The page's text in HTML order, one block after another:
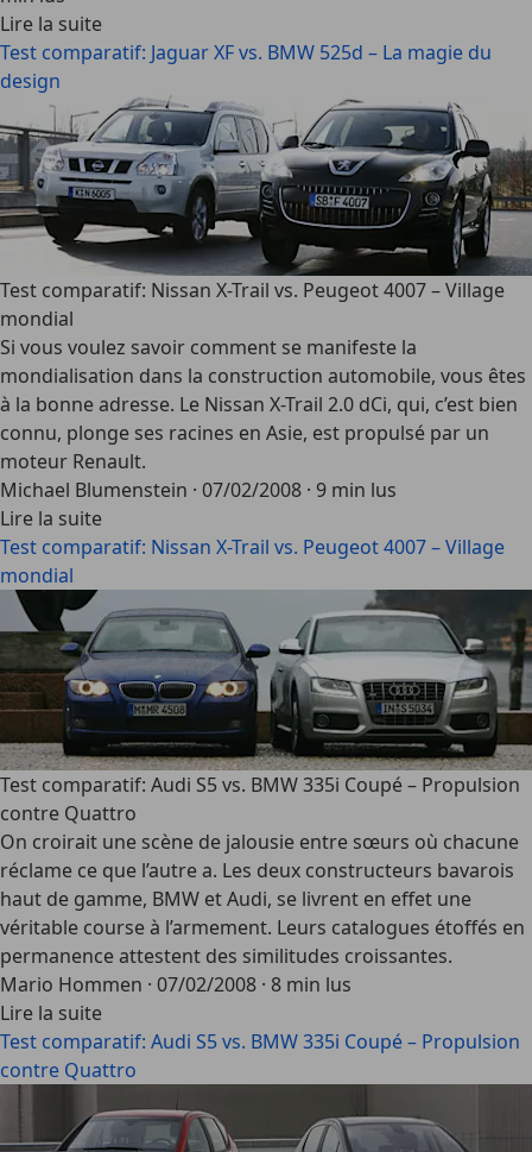
Lire la suite
Test comparatif: Jaguar XF vs. BMW 525d – La magie du
design
Test comparatif: Nissan X-Trail vs. Peugeot 4007 – Village
mondial
Si vous voulez savoir comment se manifeste la
mondialisation dans la construction automobile, vous êtes
à la bonne adresse. Le Nissan X-Trail 2.0 dCi, qui, c’est bien
connu, plonge ses racines en Asie, est propulsé par un
moteur Renault.
Michael Blumenstein · 07/02/2008 · 9 min lus
Lire la suite
Test comparatif: Nissan X-Trail vs. Peugeot 4007 – Village
mondial
Test comparatif: Audi S5 vs. BMW 335i Coupé – Propulsion
contre Quattro
On croirait une scène de jalousie entre sœurs où chacune
réclame ce que l’autre a. Les deux constructeurs bavarois
haut de gamme, BMW et Audi, se livrent en effet une
véritable course à l’armement. Leurs catalogues étoffés en
permanence attestent des similitudes croissantes.
Mario Hommen · 07/02/2008 · 8 min lus
Lire la suite
Test comparatif: Audi S5 vs. BMW 335i Coupé – Propulsion
contre Quattro